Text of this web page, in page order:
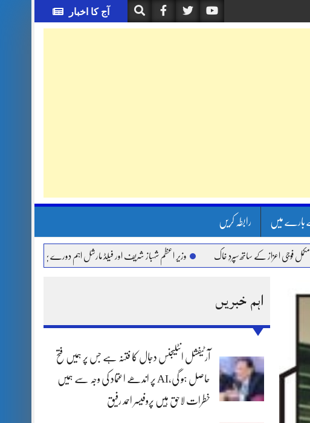
آج کا اخبار
بارے میں رابطہ کریں
کے ساتھ سپردِ خاک وزیر اعظم شہباز شریف اور فیلڈ مارشل اہم دورے پر سعودی عرب روانہ
اہم خبریں
آرٹیفشل انٹلیجنس دجال کا فتنہ ہے جس پر ہمیں فتح
حاصل ہو گی،AI پر اندھے اعتماد کی وجہ سے ہمیں
خطرات لاحق ہیں پروفیسر احمد رفیق